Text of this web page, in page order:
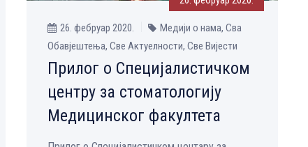
26. фебруар 2020.
Медији о нама, Сва
Обавјештења, Све Aктуелности, Све Вијести
Прилог о Специјалистичком
центру за стоматологију
Медицинског факултета